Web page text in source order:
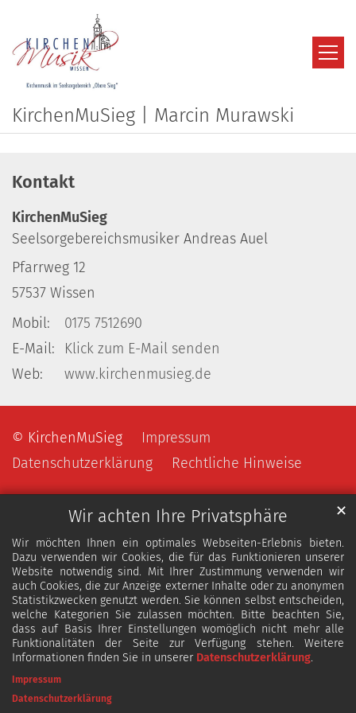
Wir achten Ihre Privatsphäre
Wir möchten Ihnen ein optimales Webseiten-Erlebnis bieten.
Dazu verwenden wir Cookies, die für das Funktionieren unserer
Website notwendig sind. Mit Ihrer Zustimmung verwenden wir
auch Cookies, die zur Anzeige externer Inhalte oder zu anonymen
Statistikzwecken genutzt werden. Sie können selbst entscheiden,
welche Kategorien Sie zulassen möchten. Bitte beachten Sie,
dass auf Basis Ihrer Einstellungen womöglich nicht mehr alle
Funktionalitäten der Seite zur Verfügung stehen. Weitere
Informationen finden Sie in unserer Datenschutzerklärung.
✕
Impressum
Datenschutzerklärung
KirchenMuSieg | Marcin Murawski
Kontakt
KirchenMuSieg
Seelsorgebereichsmusiker Andreas Auel
Pfarrweg 12
57537 Wissen
Mobil:
0175 7512690
E-Mail:
Klick zum E-Mail senden
Web:
www.kirchenmusieg.de
© KirchenMuSieg
Impressum
Datenschutzerklärung
Rechtliche Hinweise